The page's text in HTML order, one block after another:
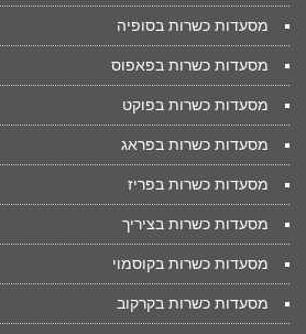
מסעדות כשרות בסופיה
מסעדות כשרות בפאפוס
מסעדות כשרות בפוקט
מסעדות כשרות בפראג
מסעדות כשרות בפריז
מסעדות כשרות בציריך
מסעדות כשרות בקוסמוי
מסעדות כשרות בקרקוב